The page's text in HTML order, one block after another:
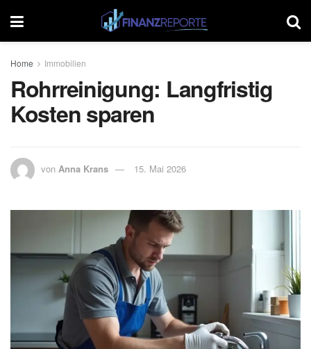
Home Immobilien
Rohrreinigung: Langfristig
Kosten sparen
von Anna Krans 15. Mai 2026